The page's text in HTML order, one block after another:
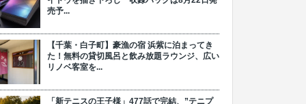
売予...
【千葉・白子町】豪漁の宿 浜紫に泊まってき
た！無料の貸切風呂と飲み放題ラウンジ、広い
リノベ客室を...
「新テニスの王子様」477話で完結、”テニプ